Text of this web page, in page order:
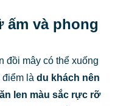
ấm và phong
đồi mây có thể xuống
là du khách nên
len màu sắc rực rỡ